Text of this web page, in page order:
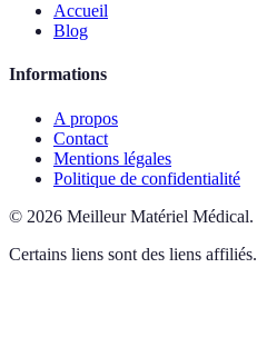
Accueil
Blog
Informations
A propos
Contact
Mentions légales
Politique de confidentialité
© 2026 Meilleur Matériel Médical.
Certains liens sont des liens affiliés.